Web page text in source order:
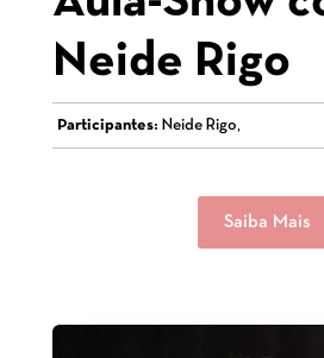
Neide Rigo
Participantes: Neide Rigo,
Saiba Mais